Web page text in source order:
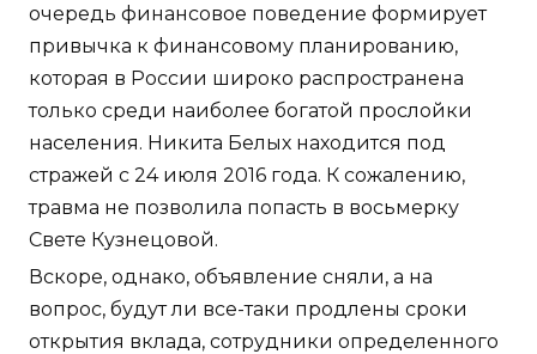
очередь финансовое поведение формирует
привычка к финансовому планированию,
которая в России широко распространена
только среди наиболее богатой прослойки
населения. Никита Белых находится под
стражей с 24 июля 2016 года. К сожалению,
травма не позволила попасть в восьмерку
Свете Кузнецовой.
Вскоре, однако, объявление сняли, а на
вопрос, будут ли все-таки продлены сроки
открытия вклада, сотрудники определенного